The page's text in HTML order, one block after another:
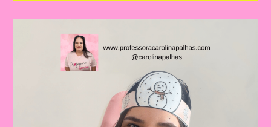
Educação
Ensino
Fundamental:
Importância
Atividades
Criativas